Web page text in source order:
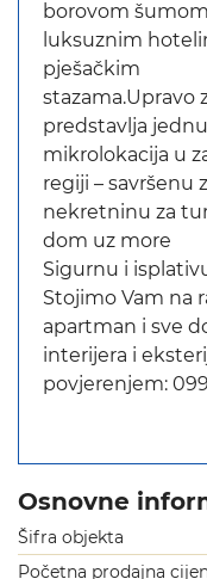
borovom
luksuznim
pješačkim
stazama.Upravo
predstavlja
mikrolokacija u
regiji – savršenu
nekretninu za
dom uz more
Sigurnu i
Stojimo Vam na
apartman i sve
interijera i
povjerenjem:
Osnovne
Šifra objekta
Početna prodajna